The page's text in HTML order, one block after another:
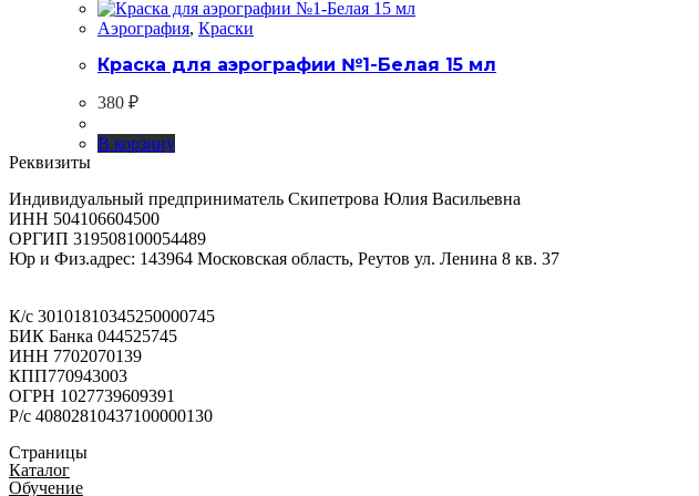
Аэрография, Краски
Краска для аэрографии №1-Белая 15 мл
380 ₽
В корзину
Реквизиты
Индивидуальный предприниматель Скипетрова Юлия Васильевна
ИНН 504106604500
ОРГИП 319508100054489
Юр и Физ.адрес: 143964 Московская область, Реутов ул. Ленина 8 кв. 37
К/с 30101810345250000745
БИК Банка 044525745
ИНН 7702070139
КПП770943003
ОГРН 1027739609391
Р/с 40802810437100000130
Страницы
Каталог
Обучение